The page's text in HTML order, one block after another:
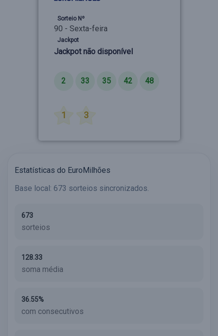
Sorteio Nº
90 - Sexta-feira
Jackpot
Jackpot não disponível
2 33 35 42 48
1 3
Estatísticas do EuroMilhões
Base local: 673 sorteios sincronizados.
673
sorteios
128.33
soma média
36.55%
com consecutivos